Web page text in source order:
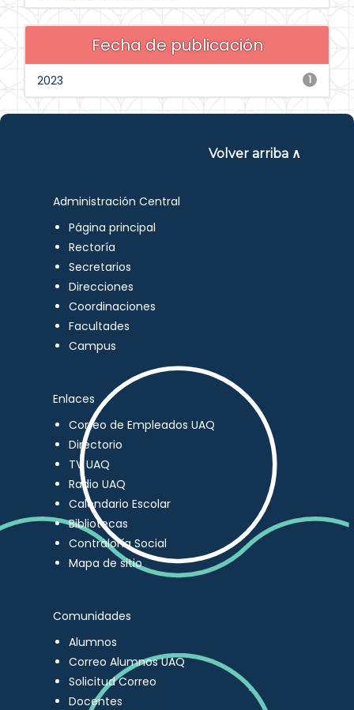
Fecha de publicación
1
2023
Volver arriba ∧
Administración Central
Página principal
Rectoría
Secretarios
Direcciones
Coordinaciones
Facultades
Campus
Enlaces
Correo de Empleados UAQ
Directorio
TV UAQ
Radio UAQ
Calendario Escolar
Bibliotecas
Contraloría Social
Mapa de sitio
Comunidades
Alumnos
Correo Alumnos UAQ
Solicitud Correo
Docentes